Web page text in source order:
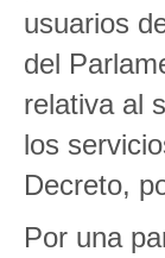
usuarios
del
relativa al
los
Decreto,
Por una